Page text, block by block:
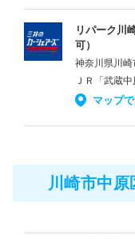
リパーク川
可）
神奈川県川
ＪＲ「武蔵
マップ
川崎市中